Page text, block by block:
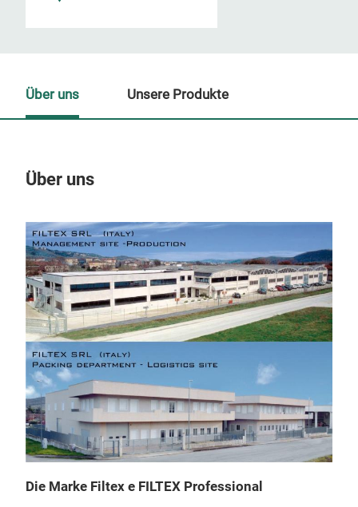
Über uns
Die Marke Filtex e FILTEX Professional
Über uns Unsere Produkte